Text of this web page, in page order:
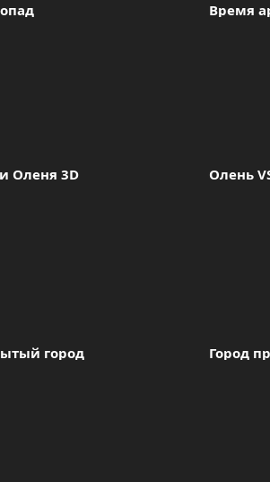
Время
Оленя 3D Олень
город Город